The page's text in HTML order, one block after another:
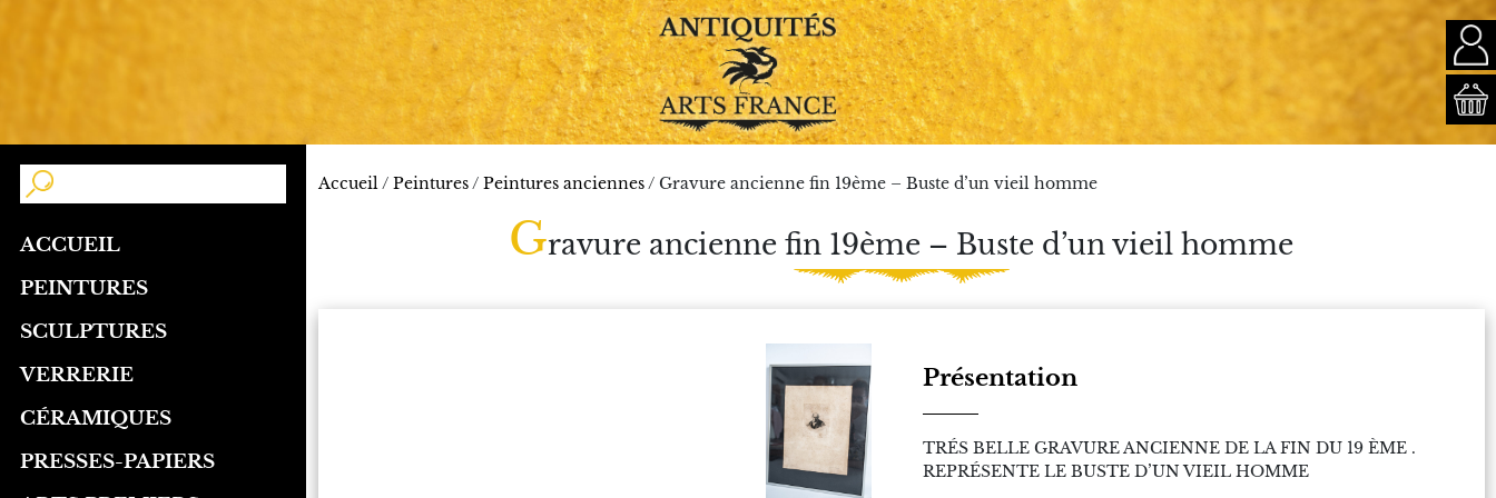
ACCUEIL
PEINTURES
SCULPTURES
VERRERIE
CÉRAMIQUES
PRESSES-PAPIERS
Accueil/ Peintures/ Peintures anciennes/ Gravure ancienne fin 19ème – Buste d’un vieil homme
Gravure ancienne fin 19ème – Buste d’un vieil homme
Présentation
TRÉS BELLE GRAVURE ANCIENNE DE LA FIN DU 19 ÈME .
REPRÉSENTE LE BUSTE D’UN VIEIL HOMME